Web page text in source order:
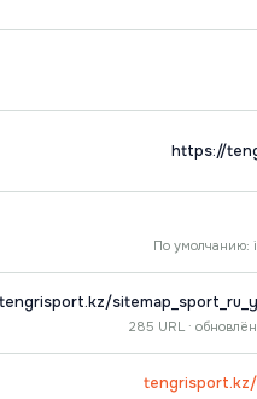
https://
По умолчанию:
tengrisport.kz/
285 URL ·